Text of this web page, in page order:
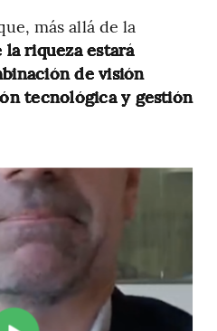
más allá de la
riqueza estará
de visión
tecnológica y gestión